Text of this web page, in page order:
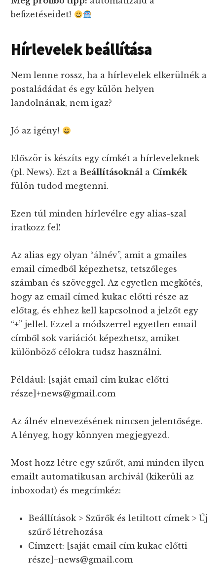
befizetéseidet!
Hírlevelek beállítása
Nem lenne rossz, ha a hírlevelek elkerülnék a
postaládádat és egy külön helyen
landolnának, nem igaz?
Jó az igény!
Először is készíts egy címkét a hírleveleknek
(pl. News). Ezt aBeállításoknál a Címkék
fülön tudod megtenni.
Ezen túl minden hírlevélre egy alias-szal
iratkozz fel!
Az alias egy olyan “álnév”, amit a gmailes
email címedből képezhetsz, tetszőleges
számban és szöveggel. Az egyetlen megkötés,
hogy az email címed kukac előtti része az
előtag, és ehhez kell kapcsolnod a jelzőt egy
“+” jellel. Ezzel a módszerrel egyetlen email
címből sok variációt képezhetsz, amiket
különböző célokra tudsz használni.
Például: [saját email cím kukac előtti
része]+news@gmail.com
Az álnév elnevezésének nincsen jelentősége.
A lényeg, hogy könnyen megjegyezd.
Most hozz létre egy szűrőt, ami minden ilyen
emailt automatikusan archivál (kikerüli az
inboxodat) és megcímkéz:
Beállítások > Szűrők és letiltott címek > Új
szűrő létrehozása
Címzett: [saját email cím kukac előtti
része]+news@gmail.com